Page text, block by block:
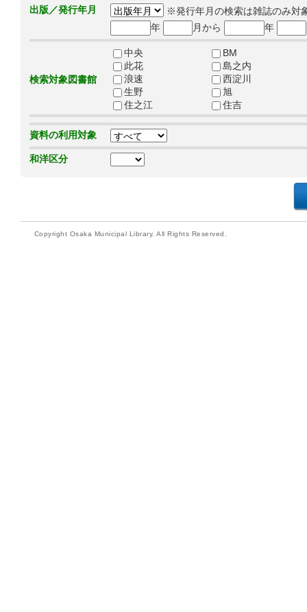
出版／発行年月
※発行年月の検索は雑誌のみ対
年
月から 年
検索対象図書館
中央
BM
此花
島之内
浪速
西淀川
生野
旭
住之江
住吉
資料の利用対象
和洋区分
Copyright Osaka Municipal Library. All Rights Reserved.